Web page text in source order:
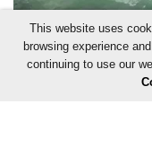
This website uses
browsing experience
continuing to use our